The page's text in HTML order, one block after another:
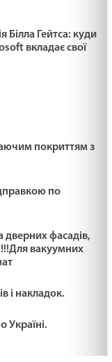
файно
Майтеся файно
файно
Білла Гейтса: куди
вкладає свої
покриттям з
по
дверних фасадів,
вакуумних
і накладок.
Україні.